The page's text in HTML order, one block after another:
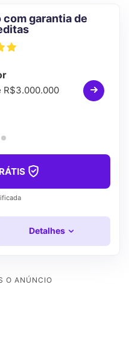
com garantia de
R$3.000.000
Detalhes